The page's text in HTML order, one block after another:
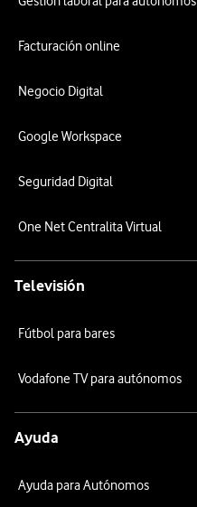
Facturación online
Negocio Digital
Google Workspace
Seguridad Digital
One Net Centralita Virtual
Televisión
Fútbol para bares
Vodafone TV para autónomos
Ayuda
Ayuda para Autónomos